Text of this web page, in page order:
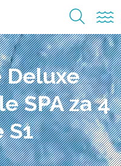
Deluxe
SPA za 4
S1